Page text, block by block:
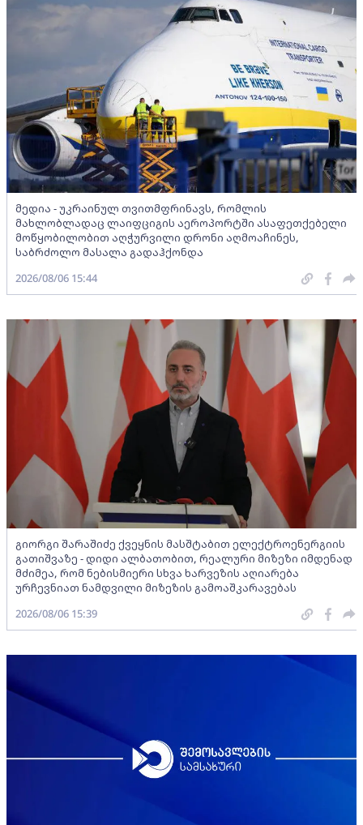
მედია - უკრაინულ თვითმფრინავს, რომლის
მახლობლადაც ლაიფციგის აეროპორტში ასაფეთქებელი
მოწყობილობით აღჭურვილი დრონი აღმოაჩინეს,
საბრძოლო მასალა გადაჰქონდა
2026/08/06 15:44
გიორგი შარაშიძე ქვეყნის მასშტაბით ელექტროენერგიის
გათიშვაზე - დიდი ალბათობით, რეალური მიზეზი იმდენად
მძიმეა, რომ ნებისმიერი სხვა ხარვეზის აღიარება
ურჩევნიათ ნამდვილი მიზეზის გამოაშკარავებას
2026/08/06 15:39